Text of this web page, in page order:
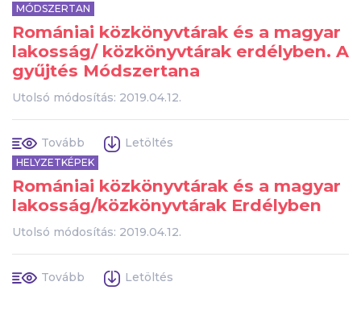
MÓDSZERTAN
Romániai közkönyvtárak és a magyar
lakosság/ közkönyvtárak erdélyben. A
gyűjtés Módszertana
Utolsó módosítás: 2019.04.12.
Tovább Letöltés
HELYZETKÉPEK
Romániai közkönyvtárak és a magyar
lakosság/közkönyvtárak Erdélyben
Utolsó módosítás: 2019.04.12.
Tovább Letöltés